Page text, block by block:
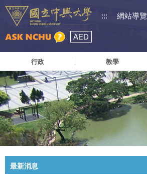
::: 網站導覽
AED
行政 教學
最新消息